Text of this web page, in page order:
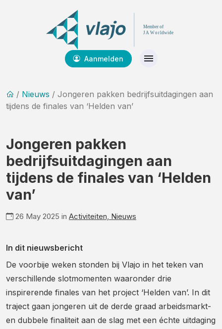
Aanmelden
/ Nieuws / Jongeren pakken bedrijfsuitdagingen aan
tijdens de finales van ‘Helden van’
Jongeren pakken
bedrijfsuitdagingen aan
tijdens de finales van ‘Helden
van’
26 May 2025 in Activiteiten, Nieuws
In dit nieuwsbericht
De voorbije weken stonden bij Vlajo in het teken van
verschillende slotmomenten waaronder drie
inspirerende finales van het project ‘Helden van’. In dit
traject gaan jongeren uit de derde graad arbeidsmarkt-
en dubbele finaliteit aan de slag met een échte uitdaging